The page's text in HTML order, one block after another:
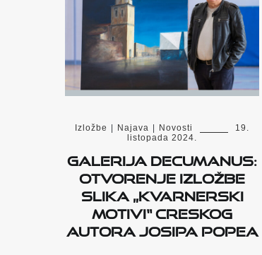
Izložbe Najava Novosti
19.
listopada 2024.
Galerija Decumanus:
Otvorenje izložbe
slika „Kvarnerski
motivi“ creskog
autora Josipa Popea